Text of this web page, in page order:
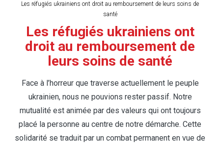
d'Ariane
Les réfugiés ukrainiens ont droit au remboursement de leurs soins de
santé
Les réfugiés ukrainiens ont
droit au remboursement de
leurs soins de santé
Face à l’horreur que traverse actuellement le peuple
ukrainien, nous ne pouvions rester passif. Notre
mutualité est animée par des valeurs qui ont toujours
placé la personne au centre de notre démarche. Cette
solidarité se traduit par un combat permanent en vue de